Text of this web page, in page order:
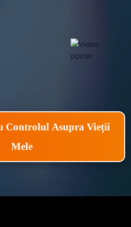
Controlul Asupra Vieții
Mele